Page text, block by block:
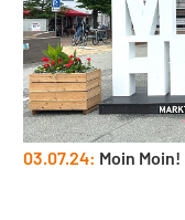
03.07.24: Moin Moin!